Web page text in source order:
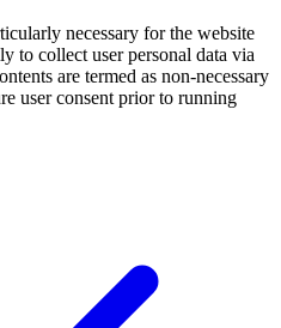
necessary for the website
to collect user personal data via
are termed as non-necessary
user consent prior to running